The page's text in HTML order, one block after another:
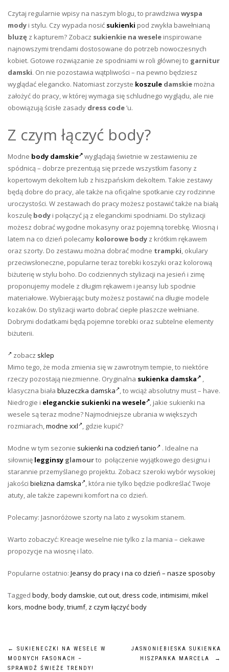
Czytaj regularnie wpisy na naszym blogu, to prawdziwa wyspa
mody i stylu. Czy wypada nosić sukienki pod zwykła bawełnianą
bluzę z kapturem? Zobacz sukienkie na wesele inspirowane
najnowszymi trendami dostosowane do potrzeb nowoczesnych
kobiet. Gotowe rozwiązanie ze spodniami w roli głównej to garnitur
damski. On nie pozostawia wątpliwości – na pewno będziesz
wyglądać elegancko. Natomiast zorzyste koszule damskie można
założyć do pracy, w której wymaga się schludnego wyglądu, ale nie
obowiązują ścisłe zasady dress code’u.
Z czym łączyć body?
Modne body damskie
wyglądają świetnie w zestawieniu ze
spódnicą – dobrze prezentują się przede wszystkim fasony z
kopertowym dekoltem lub z hiszpańskim dekoltem. Takie zestawy
będą dobre do pracy, ale także na oficjalne spotkanie czy rodzinne
uroczystości. W zestawach do pracy możesz postawić także na białą
koszulę body i połączyć ją z eleganckimi spodniami. Do stylizacji
możesz dobrać wygodne mokasyny oraz pojemną torebkę. Wiosną i
latem na co dzień polecamy kolorowe body z krótkim rękawem
oraz szorty. Do zestawu można dobrać modne trampki, okulary
przeciwsłoneczne, popularne teraz torebki koszyki oraz kolorową
biżuterię w stylu boho. Do codziennych stylizacji na jesień i zimę
proponujemy modele z długim rękawem i jeansy lub spodnie
materiałowe. Wybierając buty możesz postawić na długie modele
kozaków. Do stylizacji warto dobrać ciepłe płaszcze wełniane.
Dobrymi dodatkami będą pojemne torebki oraz subtelne elementy
biżuterii.
zobacz sklep
Mimo tego, że moda zmienia się w zawrotnym tempie, to niektóre
rzeczy pozostają niezmienne. Oryginalna sukienka damska
,
klasyczna biała bluzeczka damska , to wciąż absolutny must – have.
Niedrogie i eleganckie sukienki na wesele , jakie sukienki na
wesele są teraz modne? Najmodniejsze ubrania w większych
rozmiarach,modne xxl , gdzie kupić?
Modne w tym sezonie sukienki na codzień tanio
. Idealne na
siłownię legginsy glamourto połączenie wyjątkowego designu i
starannie przemyślanego projektu. Zobacz szeroki wybór wysokiej
jakości bielizna damska , która nie tylko będzie podkreślać Twoje
atuty, ale także zapewni komfort na co dzień.
Polecamy: Jasnoróżowe szorty na lato z wysokim stanem.
Warto zobaczyć: Kreacje weselne nie tylko z la mania – ciekawe
propozycje na wiosnę i lato.
Popularne ostatnio: Jeansy do pracy i na co dzień – nasze sposoby
Tagged body,body damskie,cut out,dress code,intimisimi,mikel
kors,modne body,triumf, z czym łączyć body
Nawigacja
←
SUKIENECZKI NA WESELE W
MODNYCH FASONACH –
SPRAWDŹ ŚWIEŻE TRENDY!
JASNONIEBIESKA SUKIENKA
HISZPANKA MARCELA
→